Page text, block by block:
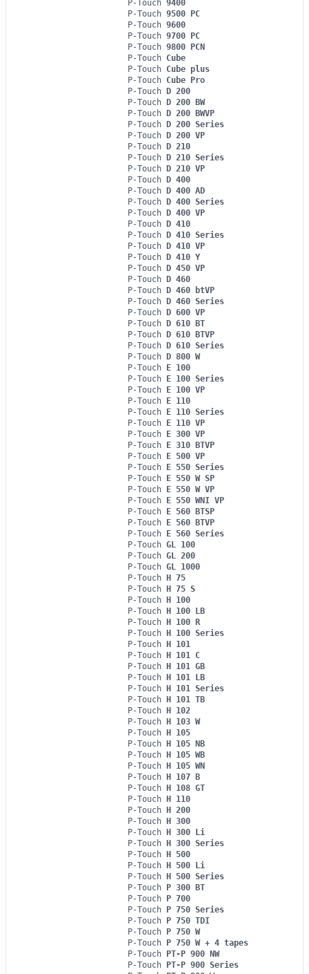
P-Touch 9400
P-Touch 9500 PC
P-Touch 9600
P-Touch 9700 PC
P-Touch 9800 PCN
P-Touch Cube
P-Touch Cube plus
P-Touch Cube Pro
P-Touch D 200
P-Touch D 200 BW
P-Touch D 200 BWVP
P-Touch D 200 Series
P-Touch D 200 VP
P-Touch D 210
P-Touch D 210 Series
P-Touch D 210 VP
P-Touch D 400
P-Touch D 400 AD
P-Touch D 400 Series
P-Touch D 400 VP
P-Touch D 410
P-Touch D 410 Series
P-Touch D 410 VP
P-Touch D 410 Y
P-Touch D 450 VP
P-Touch D 460
P-Touch D 460 btVP
P-Touch D 460 Series
P-Touch D 600 VP
P-Touch D 610 BT
P-Touch D 610 BTVP
P-Touch D 610 Series
P-Touch D 800 W
P-Touch E 100
P-Touch E 100 Series
P-Touch E 100 VP
P-Touch E 110
P-Touch E 110 Series
P-Touch E 110 VP
P-Touch E 300 VP
P-Touch E 310 BTVP
P-Touch E 500 VP
P-Touch E 550 Series
P-Touch E 550 W SP
P-Touch E 550 W VP
P-Touch E 550 WNI VP
P-Touch E 560 BTSP
P-Touch E 560 BTVP
P-Touch E 560 Series
P-Touch GL 100
P-Touch GL 200
P-Touch GL 1000
P-Touch H 75
P-Touch H 75 S
P-Touch H 100
P-Touch H 100 LB
P-Touch H 100 R
P-Touch H 100 Series
P-Touch H 101
P-Touch H 101 C
P-Touch H 101 GB
P-Touch H 101 LB
P-Touch H 101 Series
P-Touch H 101 TB
P-Touch H 102
P-Touch H 103 W
P-Touch H 105
P-Touch H 105 NB
P-Touch H 105 WB
P-Touch H 105 WN
P-Touch H 107 B
P-Touch H 108 GT
P-Touch H 110
P-Touch H 200
P-Touch H 300
P-Touch H 300 Li
P-Touch H 300 Series
P-Touch H 500
P-Touch H 500 Li
P-Touch H 500 Series
P-Touch P 300 BT
P-Touch P 700
P-Touch P 750 Series
P-Touch P 750 TDI
P-Touch P 750 W
P-Touch P 750 W + 4 tapes
P-Touch PT-P 900 NW
P-Touch PT-P 900 Series